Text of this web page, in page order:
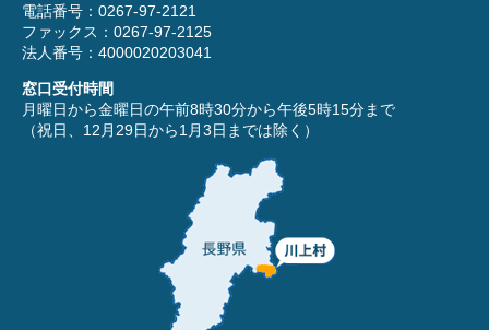
電話番号：0267-97-2121
ファックス：0267-97-2125
法人番号：4000020203041
窓口受付時間
月曜日から金曜日の午前8時30分から午後5時15分まで
（祝日、12月29日から1月3日までは除く）